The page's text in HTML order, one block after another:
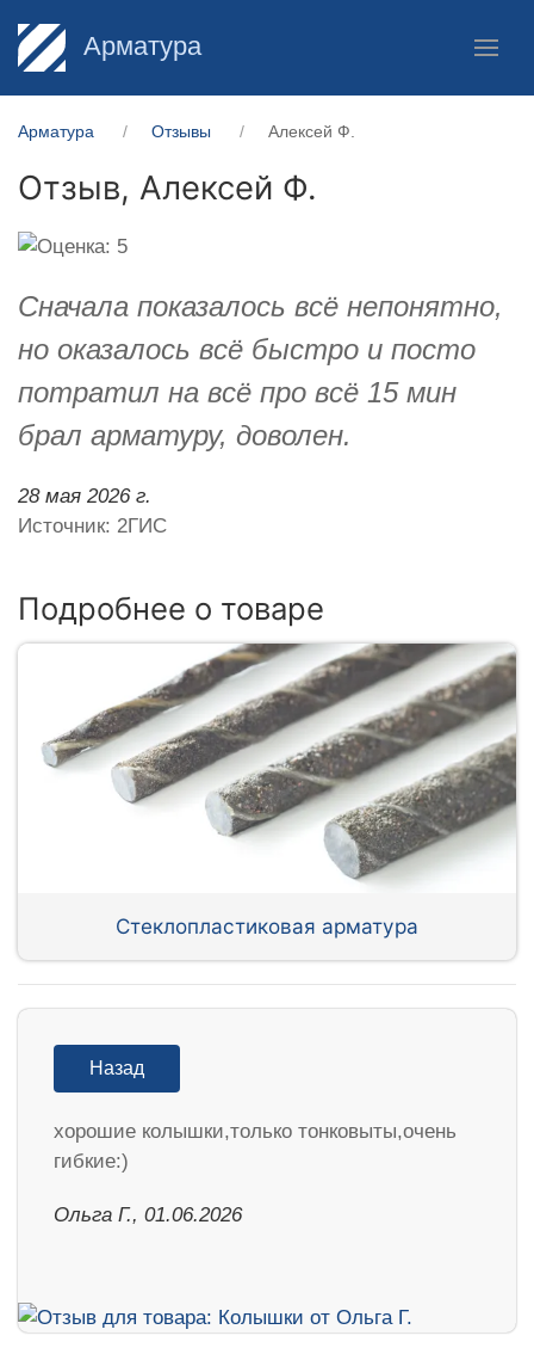
Арматура
Арматура Отзывы Алексей Ф.
Отзыв, Алексей Ф.
Сначала показалось всё непонятно,
но оказалось всё быстро и посто
потратил на всё про всё 15 мин
брал арматуру, доволен.
28 мая 2026 г.
Источник: 2ГИС
Подробнее о товаре
Стеклопластиковая арматура
Назад
хорошие колышки,только тонковыты,очень
гибкие:)
Ольга Г., 01.06.2026